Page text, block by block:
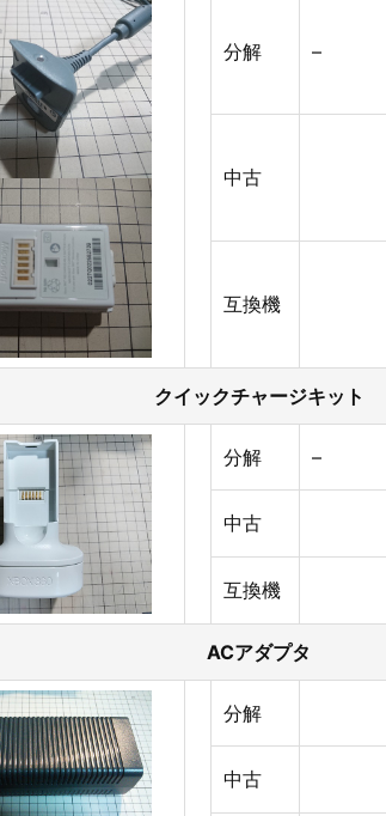
分解 –
中古
互換機
クイックチャージキット
分解 –
中古
互換機
ACアダプタ
分解
中古